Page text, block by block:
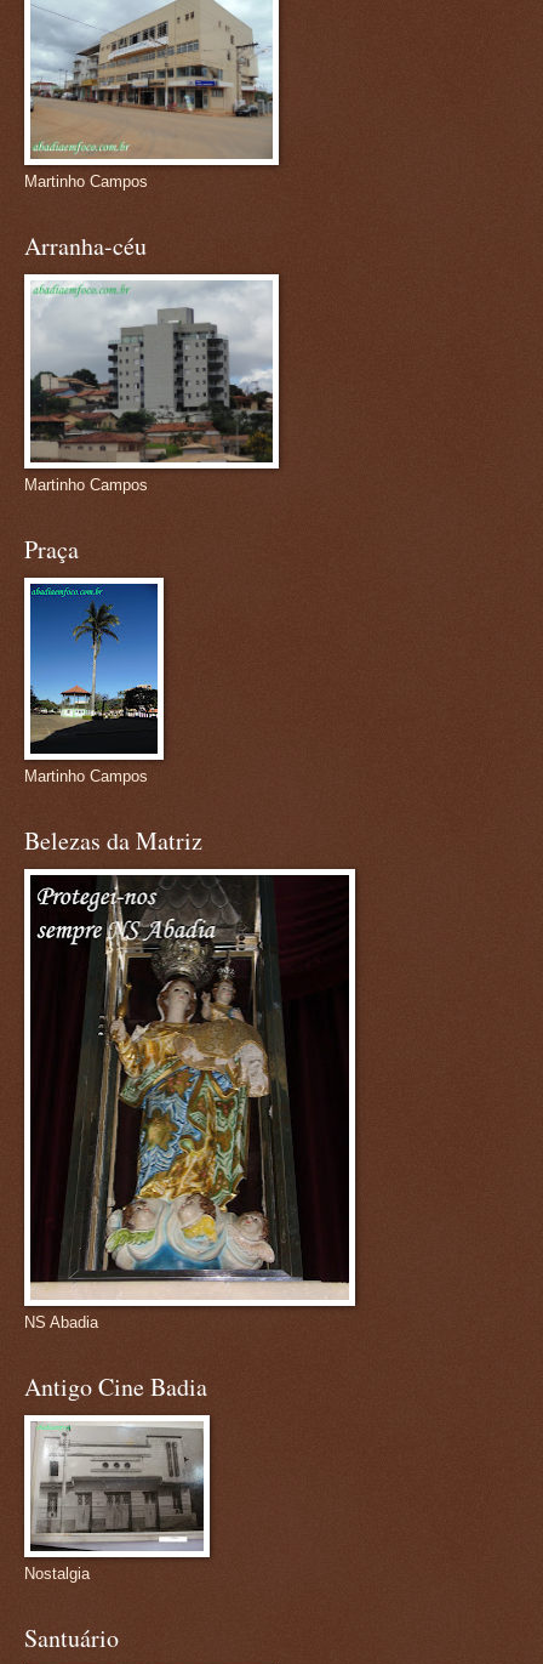
Martinho Campos
Arranha-céu
Martinho Campos
Praça
Martinho Campos
Belezas da Matriz
NS Abadia
Antigo Cine Badia
Nostalgia
Santuário